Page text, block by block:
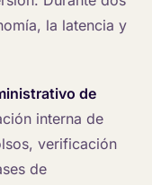
la latencia y
de
interna de
verificación
de